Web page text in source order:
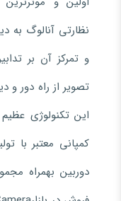
و تمرکز آن بر
تصویر از راه دور و
این تکنولوژی
کمپانی معتبر با
دوربین بهمراه